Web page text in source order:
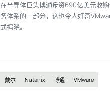
在半导体巨头博通斥资690亿美元收
务体系的一部分，这也令人好奇
式揭晓。
戴尔 Nutanix 博通 VMware